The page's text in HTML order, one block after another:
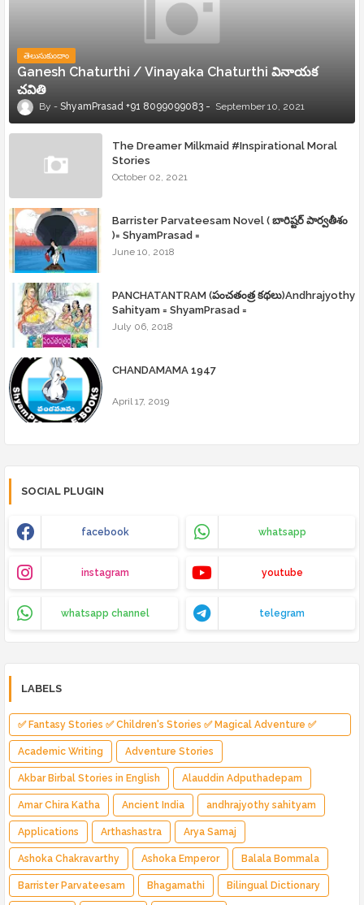
తెలుసుకుందాం
Ganesh Chaturthi / Vinayaka Chaturthi వినాయక
చవితి
ShyamPrasad +91 8099099083 September 10, 2021
The Dreamer Milkmaid #Inspirational Moral
Stories
October 02, 2021
Barrister Parvateesam Novel ( బారిష్టర్ పార్వతీశం
)= ShyamPrasad =
June 10, 2018
PANCHATANTRAM (పంచతంత్ర కథలు)Andhrajyothy
Sahityam = ShyamPrasad =
July 06, 2018
CHANDAMAMA 1947
April 17, 2019
SOCIAL PLUGIN
facebook whatsapp
instagram youtube
whatsapp channel telegram
LABELS
✅ Fantasy Stories ✅ Children's Stories ✅ Magical Adventure ✅
Indian Fantasy ✅ Enchanted Kingdom ✅ Heroic Quest ✅ Fairy Tale
Academic Writing Adventure Stories
Akbar Birbal Stories in English Alauddin Adputhadepam
Amar Chira Katha Ancient India andhrajyothy sahityam
Applications Arthashastra Arya Samaj
Ashoka Chakravarthy Ashoka Emperor Balala Bommala
Barrister Parvateesam Bhagamathi Bilingual Dictionary